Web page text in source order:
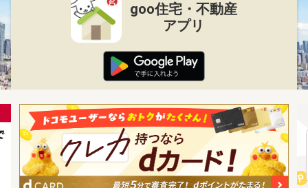
goo住宅・不動産
アプリ